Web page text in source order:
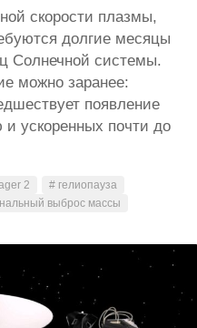
скорости плазмы,
долгие месяцы
Солнечной системы.
можно заранее:
появление
ускоренных почти до
2
# гелиопауза
выброс массы